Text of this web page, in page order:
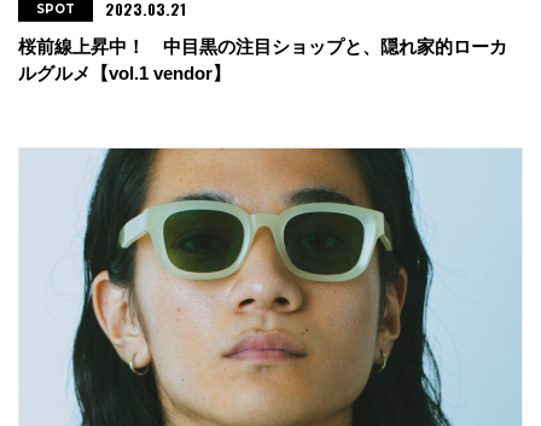
桜前線上昇中！ 中目黒の注目ショップと、隠れ家的ローカ
ルグルメ【vol.1 vendor】
SPOT 2023.03.21